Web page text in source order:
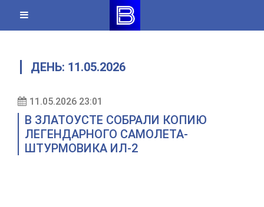
content
ДЕНЬ: 11.05.2026
11.05.2026 23:01
В ЗЛАТОУСТЕ СОБРАЛИ КОПИЮ
ЛЕГЕНДАРНОГО САМОЛЕТА-
ШТУРМОВИКА ИЛ-2